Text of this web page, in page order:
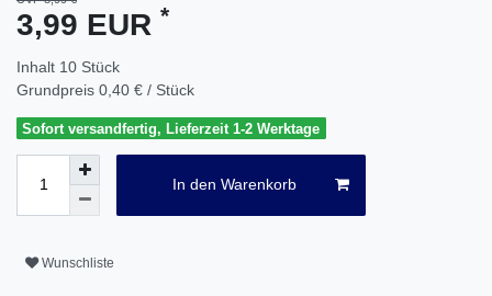
3,99 EUR *
Inhalt 10 Stück
Grundpreis 0,40 € / Stück
Sofort versandfertig, Lieferzeit 1-2 Werktage
In den Warenkorb
Wunschliste